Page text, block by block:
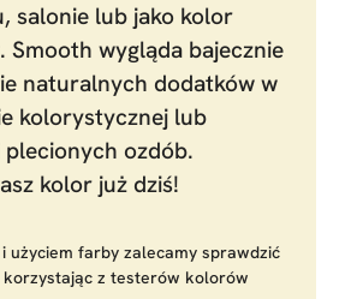
salonie lub jako kolor
Smooth wygląda bajecznie
naturalnych dodatków w
kolorystycznej lub
ozdób.
kolor już dziś!
użyciem farby zalecamy sprawdzić
z testerów kolorów